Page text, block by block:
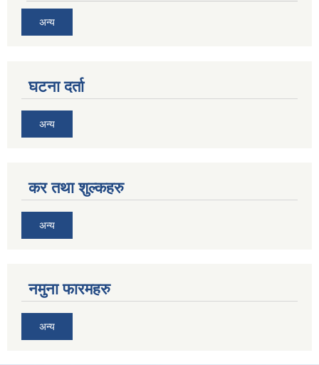
अन्य
घटना दर्ता
अन्य
कर तथा शुल्कहरु
अन्य
नमुना फारमहरु
अन्य